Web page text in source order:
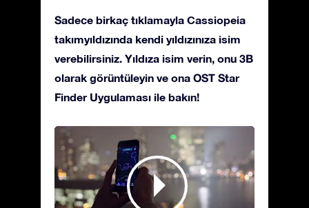
Sadece birkaç tıklamayla Cassiopeia
takımyıldızında kendi yıldızınıza isim
verebilirsiniz. Yıldıza isim verin, onu 3B
olarak görüntüleyin ve ona OST Star
Finder Uygulaması ile bakın!